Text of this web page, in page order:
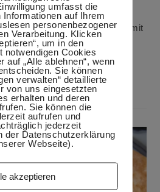
ich eine Füllung aus
und Dill gemacht. Sie
gut mit Mangold oder auch mit
Backen schmeckt man den
…)
umfasst die
Informationen auf Ihrem
personenbezogener
Verarbeitung. Klicken
um in den
notwendigen Cookies
auf „Alle ablehnen“, wenn
Sie können
verwalten“ detaillierte
von uns eingesetzten
erhalten und deren
Sie können die
aufrufen und
jederzeit
der Datenschutzerklärung
Webseite).
akzeptieren